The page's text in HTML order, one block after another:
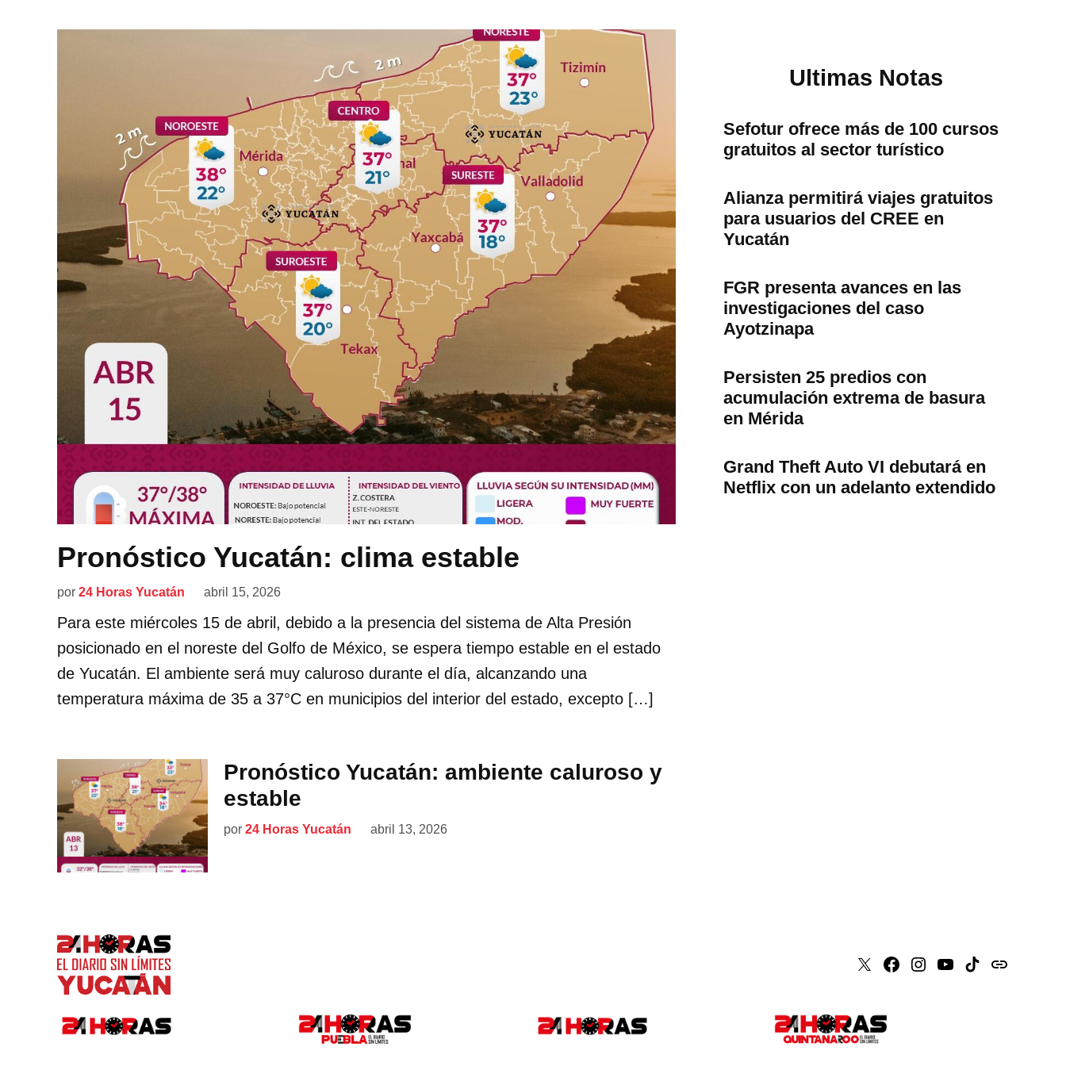
Pronóstico Yucatán: clima estable
por 24 Horas Yucatán abril 15, 2026
Para este miércoles 15 de abril, debido a la presencia del sistema de Alta Presión
posicionado en el noreste del Golfo de México, se espera tiempo estable en el estado
de Yucatán. El ambiente será muy caluroso durante el día, alcanzando una
temperatura máxima de 35 a 37°C en municipios del interior del estado, excepto […]
Pronóstico Yucatán: ambiente caluroso y
estable
por 24 Horas Yucatán abril 13, 2026
Ultimas Notas
Sefotur ofrece más de 100 cursos
gratuitos al sector turístico
Alianza permitirá viajes gratuitos
para usuarios del CREE en
Yucatán
FGR presenta avances en las
investigaciones del caso
Ayotzinapa
Persisten 25 predios con
acumulación extrema de basura
en Mérida
Grand Theft Auto VI debutará en
Netflix con un adelanto extendido
X Faceboook
Instagram
Youtube
Tiktokissuu